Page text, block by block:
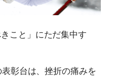
こと」にただ集中す
彰台は、挫折の痛みを